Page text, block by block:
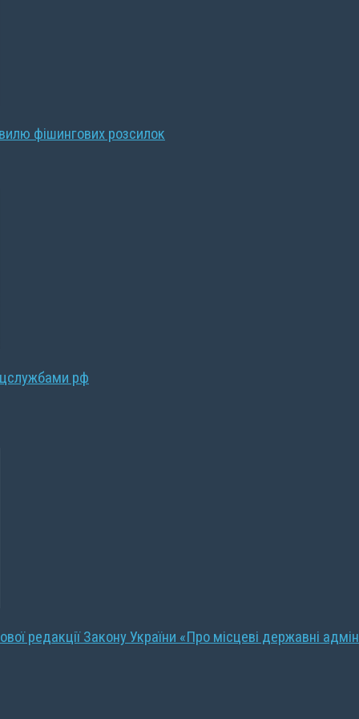
фішингових розсилок
рф
редакції Закону України «Про місцеві державні